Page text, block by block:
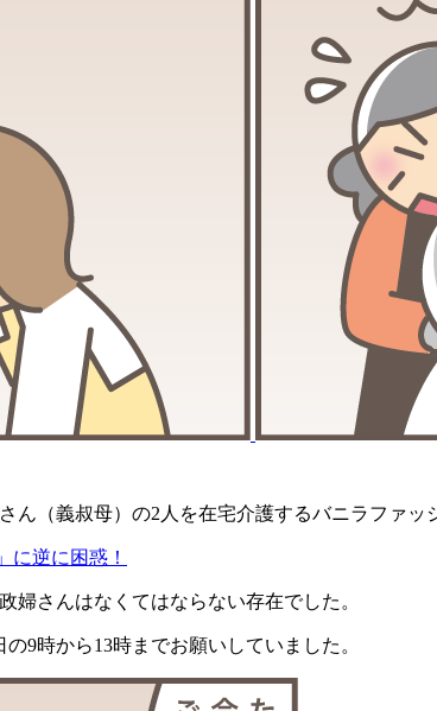
（義叔母）の2人を在宅介護するバニラファ
に逆に困惑！
婦さんはなくてはならない存在でした。
9時から13時までお願いしていました。